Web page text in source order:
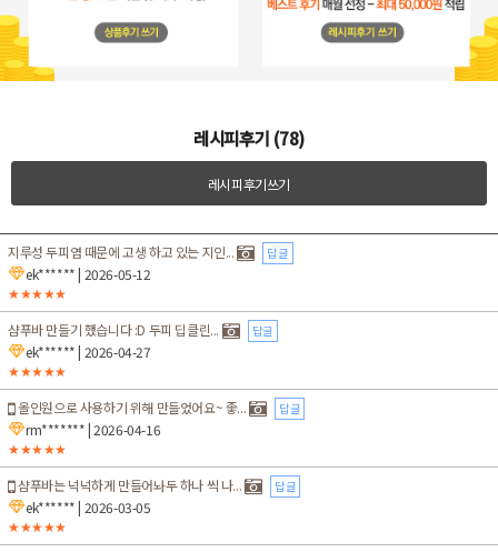
레시피후기 (78)
레시피후기쓰기
지루성 두피염 때문에 고생 하고 있는 지인... 답글
ek******| 2026-05-12
★★★★★
샴푸바 만들기 했습니다 :D 두피 딥클린... 답글
ek******| 2026-04-27
★★★★★
올인원으로 사용하기 위해 만들었어요~ 좋... 답글
rm*******| 2026-04-16
★★★★★
샴푸바는 넉넉하게 만들어놔두 하나 씩 나... 답글
ek******| 2026-03-05
★★★★★